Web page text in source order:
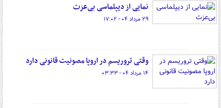
نمایی از دیپلماسی بی‌عزت
۲۹ مرداد ۰۴ - ۱۷:۰۲
وقتی تروریسم در اروپا مصونیت قانونی دارد
۱۴ مرداد ۰۴ - ۰۳:۳۳